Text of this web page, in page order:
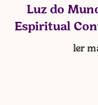
Luz do
Espiritual
ler